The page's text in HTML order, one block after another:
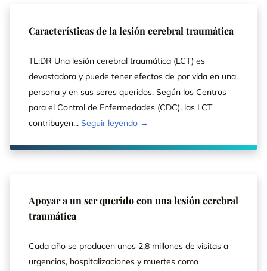
Características de la lesión cerebral traumática
TL;DR Una lesión cerebral traumática (LCT) es
devastadora y puede tener efectos de por vida en una
persona y en sus seres queridos. Según los Centros
para el Control de Enfermedades (CDC), las LCT
contribuyen... Seguir leyendo →
Apoyar a un ser querido con una lesión cerebral
traumática
Cada año se producen unos 2,8 millones de visitas a
urgencias, hospitalizaciones y muertes como